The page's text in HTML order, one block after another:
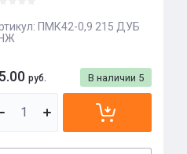
ПМК42-0,9 215 ДУБ
В наличии 5
руб.